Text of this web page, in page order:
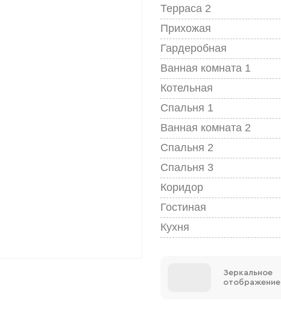
Терраса 2
Прихожая
Гардеробная
Ванная комната 1
Котельная
Спальня 1
Ванная комната 2
Спальня 2
Спальня 3
Коридор
Гостиная
Кухня
Зеркальное
отображение